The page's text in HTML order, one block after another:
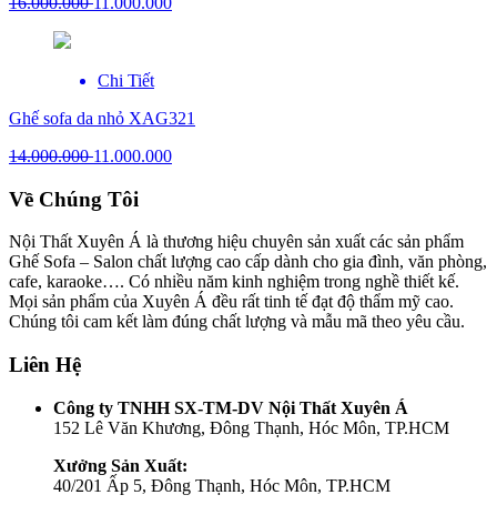
Chi Tiết
Ghế sofa da nhỏ XAG321
14.000.00011.000.000
Về Chúng Tôi
Nội Thất Xuyên Á là thương hiệu chuyên sản xuất các sản phẩm
Ghế Sofa – Salon chất lượng cao cấp dành cho gia đình, văn phòng,
cafe, karaoke…. Có nhiều năm kinh nghiệm trong nghề thiết kế.
Mọi sản phẩm của Xuyên Á đều rất tinh tế đạt độ thẩm mỹ cao.
Chúng tôi cam kết làm đúng chất lượng và mẫu mã theo yêu cầu.
Liên Hệ
Công ty TNHH SX-TM-DV Nội Thất Xuyên Á
152 Lê Văn Khương, Đông Thạnh, Hóc Môn, TP.HCM
Xưởng Sản Xuất:
40/201 Ấp 5, Đông Thạnh, Hóc Môn, TP.HCM